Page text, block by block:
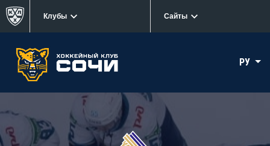
Клубы Сайты
РУ